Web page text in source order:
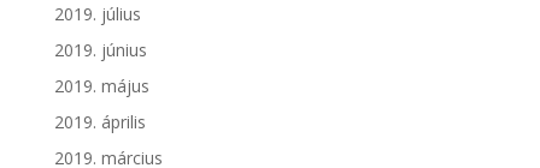
2019. július
2019. június
2019. május
2019. április
2019. március